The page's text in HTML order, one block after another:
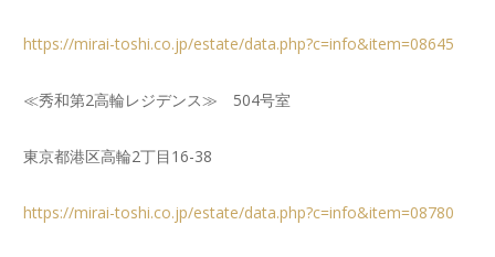
https://mirai-toshi.co.jp/estate/data.php?c=info&item=08645
≪秀和第2高輪レジデンス≫ 504号室
東京都港区高輪2丁目16-38
https://mirai-toshi.co.jp/estate/data.php?c=info&item=08780